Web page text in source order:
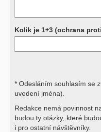
Kolik je 1+3 (ochrana
* Odesláním souhlasím se
uvedení jména).
Redakce nemá povinnost
budou ty otázky, které
i pro ostatní návštěvníky.